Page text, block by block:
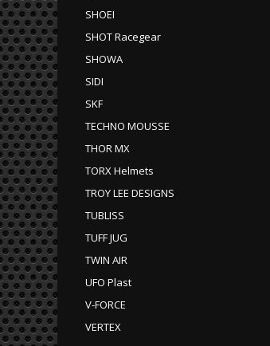
SHOEI
SHOT Racegear
SHOWA
SIDI
SKF
TECHNO MOUSSE
THOR MX
TORX Helmets
TROY LEE DESIGNS
TUBLISS
TUFF JUG
TWIN AIR
UFO Plast
V-FORCE
VERTEX